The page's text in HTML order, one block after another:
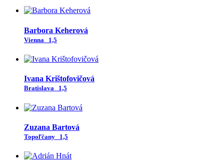
Barbora Keherová
Vienna 1,5
Ivana Krištofovičová
Bratislava 1,5
Zuzana Bartová
Topoľčany 1,5